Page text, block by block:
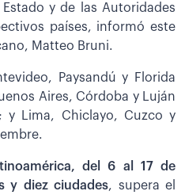
y de las Autoridades
países, informó este
Matteo Bruni.
Paysandú y Florida
Aires, Córdoba y Luján
y Lima, Chiclayo, Cuzco y
del 6 al 17 de
y diez ciudades, supera el